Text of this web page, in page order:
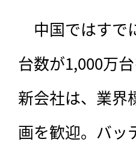
中国ではすで
台数が1,000万
新会社は、業界
画を歓迎。バッ